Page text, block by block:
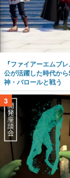
『ファイアーエムブ
公が活躍した時代か
神・バロールと戦う
3